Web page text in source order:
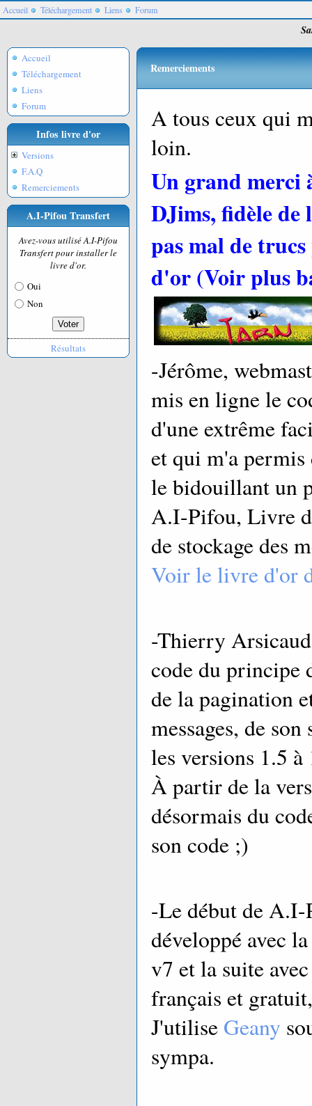
Accueil Téléchargement Liens Forum
Accueil
Téléchargement
Liens
Forum
Infos livre d'or
Versions
F.A.Q
Remerciements
A.I-Pifou Transfert
Avez-vous utilisé A.I-Pifou
Transfert pour installer le
livre d'or.
Oui
Non
Résultats
Remerciements
A tous ceux qui
loin.
Un grand merci
DJims, fidèle
pas mal de
d'or (Voir plus
-Jérôme,
mis en ligne le
d'une extrême
et qui m'a
le bidouillant un
A.I-Pifou, Livre
de stockage des
Voir le livre d'or
-Thierry
code du principe
de la pagination
messages, de
les versions 1.5 à
À partir de la
désormais du
son code ;)
-Le début de
développé avec
v7 et la suite
français et
J'utilise Geany
sympa.